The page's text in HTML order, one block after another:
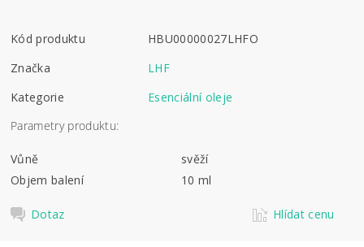
Kód produktu
HBU00000027LHFO
Značka
LHF
Kategorie
Esenciální oleje
Parametry produktu:
Vůně
svěží
Objem balení
10 ml
Dotaz Hlídat cenu